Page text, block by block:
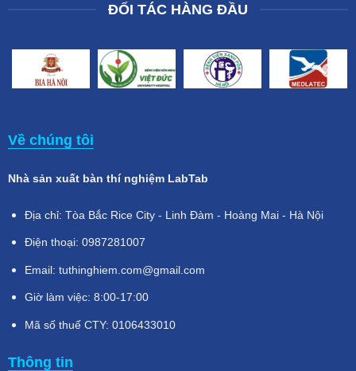
ĐỐI TÁC HÀNG ĐẦU
Về chúng tôi
Nhà sản xuất bàn thí nghiệm LabTab
Địa chỉ: Tòa Bắc Rice City - Linh Đàm - Hoàng Mai - Hà Nội
Điện thoại: 0987281007
Email: tuthinghiem.com@gmail.com
Giờ làm việc: 8:00-17:00
Mã số thuế CTY: 0106433010
Thông tin